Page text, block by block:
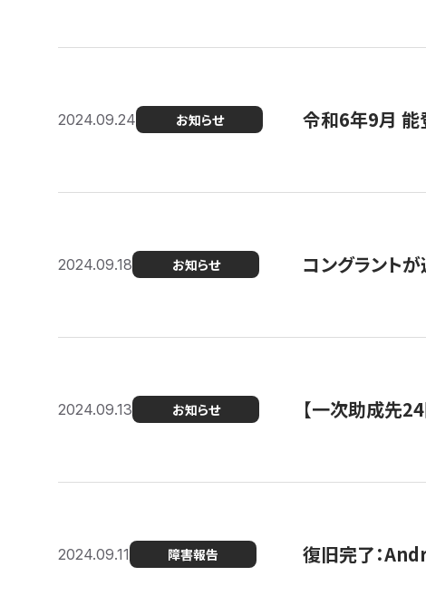
2024.09.24 お知らせ 令和6年9月 能
2024.09.18 お知らせ コングラント
2024.09.13 お知らせ 【一次助成先
2024.09.11 障害報告 復旧完了：